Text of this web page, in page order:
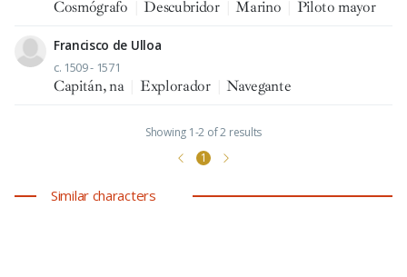
Cosmógrafo Descubridor Marino Piloto mayor
Francisco de Ulloa
c. 1509 - 1571
Capitán, na Explorador Navegante
Showing 1-2 of 2 results
1
Similar characters